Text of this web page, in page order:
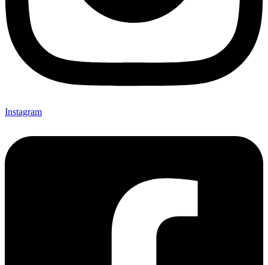
Instagram